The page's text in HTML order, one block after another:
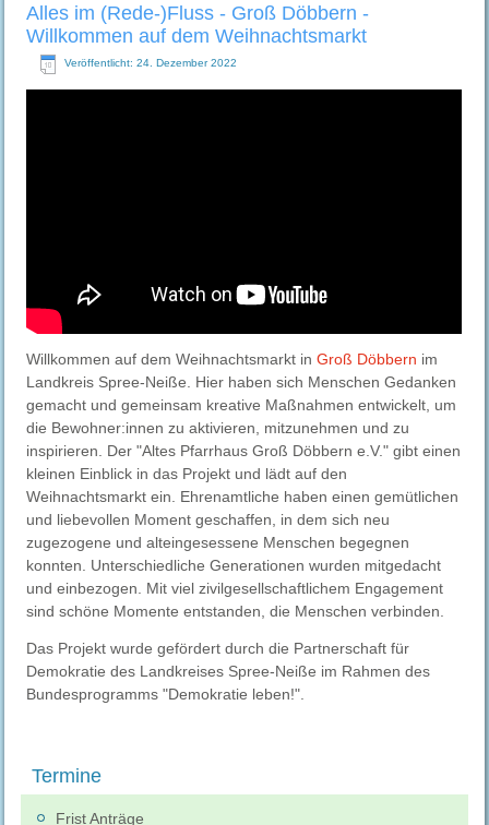
Alles im (Rede-)Fluss - Groß Döbbern -
Willkommen auf dem Weihnachtsmarkt
Veröffentlicht: 24. Dezember 2022
Willkommen auf dem Weihnachtsmarkt inGroß Döbbern im
Landkreis Spree-Neiße. Hier haben sich Menschen Gedanken
gemacht und gemeinsam kreative Maßnahmen entwickelt, um
die Bewohner:innen zu aktivieren, mitzunehmen und zu
inspirieren. Der "Altes Pfarrhaus Groß Döbbern e.V." gibt einen
kleinen Einblick in das Projekt und lädt auf den
Weihnachtsmarkt ein. Ehrenamtliche haben einen gemütlichen
und liebevollen Moment geschaffen, in dem sich neu
zugezogene und alteingesessene Menschen begegnen
konnten. Unterschiedliche Generationen wurden mitgedacht
und einbezogen. Mit viel zivilgesellschaftlichem Engagement
sind schöne Momente entstanden, die Menschen verbinden.
Das Projekt wurde gefördert durch die Partnerschaft für
Demokratie des Landkreises Spree-Neiße im Rahmen des
Bundesprogramms "Demokratie leben!".
Termine
Frist Anträge